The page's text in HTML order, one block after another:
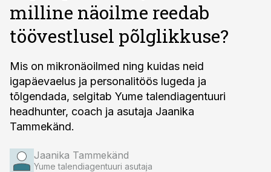
milline näoilme reedab
töövestlusel põlglikkuse?
Mis on mikronäoilmed ning kuidas neid
igapäevaelus ja personalitöös lugeda ja
tõlgendada, selgitab Yume talendiagentuuri
headhunter, coach ja asutaja Jaanika
Tammekänd.
Jaanika Tammekänd
Yume talendiagentuuri asutaja